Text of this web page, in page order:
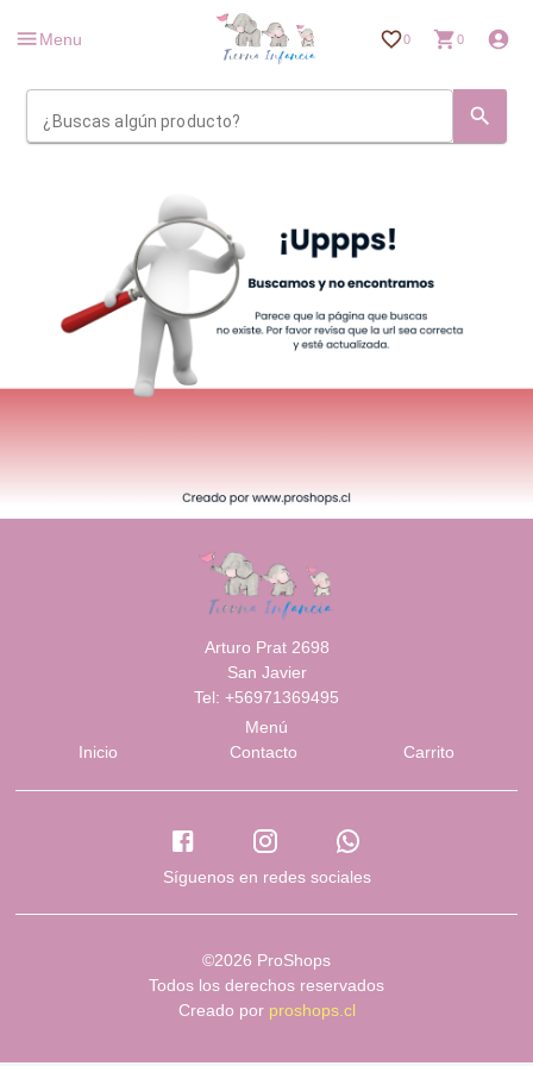
Menu 0 0
¿Buscas algún producto?
Arturo Prat 2698
San Javier
Tel: +56971369495
Menú
Inicio
Contacto Carrito
Síguenos en redes sociales
©2026 ProShops
Todos los derechos reservados
Creado por proshops.cl